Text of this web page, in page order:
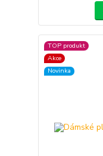
TOP produkt
Akce
Novinka